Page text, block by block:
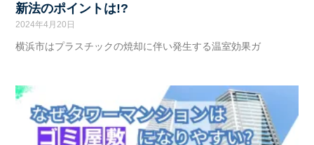
新法のポイントは!?
2024年4月20日
横浜市はプラスチックの焼却に伴い発生する温室効果ガ